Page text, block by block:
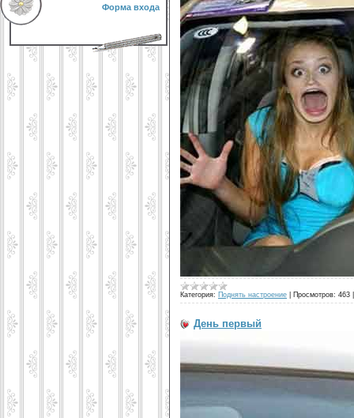
Форма входа
Категория: Поднять настроение Просмотров: 463
День первый